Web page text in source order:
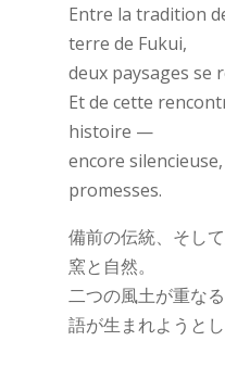
Entre la tradition
terre de Fukui,
deux paysages se
Et de cette
histoire —
encore
promesses.
備前の伝統、そし
窯と自然。
二つの風土が重な
語が生まれようとし